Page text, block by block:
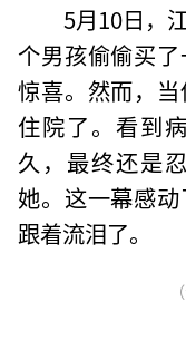
5月10日，
个男孩偷偷买
惊喜。然而，
住院了。看到
久，最终还是
她。这一幕感
跟着流泪了。